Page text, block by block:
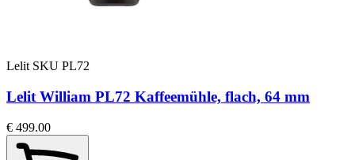
Lelit SKU PL72
Lelit William PL72 Kaffeemühle, flach, 64 mm
€ 499.00